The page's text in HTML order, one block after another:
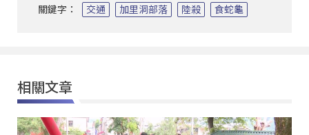
關鍵字： 交通 加里洞部落 陸殺 食蛇龜
相關文章